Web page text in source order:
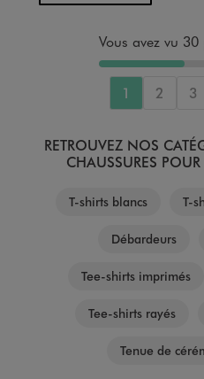
Vous avez vu
1 2 3
RETROUVEZ NOS
CHAUSSURES
T-shirts blancs T-
Débardeurs
Tee-shirts imprimés
Tee-shirts rayés
Tenue de